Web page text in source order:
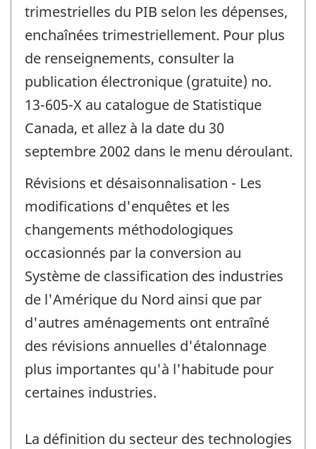
trimestrielles du PIB selon les dépenses,
enchaînées trimestriellement. Pour plus
de renseignements, consulter la
publication électronique (gratuite) no.
13-605-X au catalogue de Statistique
Canada, et allez à la date du 30
septembre 2002 dans le menu déroulant.
Révisions et désaisonnalisation - Les
modifications d'enquêtes et les
changements méthodologiques
occasionnés par la conversion au
Système de classification des industries
de l'Amérique du Nord ainsi que par
d'autres aménagements ont entraîné
des révisions annuelles d'étalonnage
plus importantes qu'à l'habitude pour
certaines industries.
La définition du secteur des technologies